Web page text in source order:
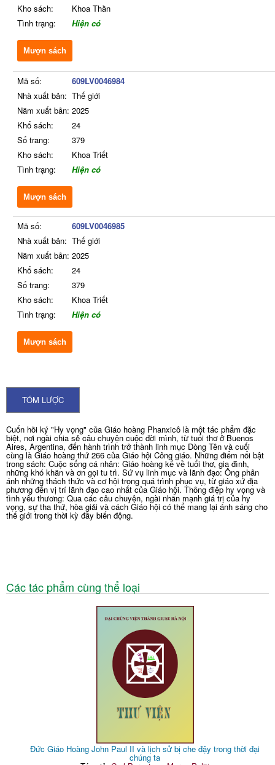
Kho sách:
Khoa Thần
Tình trạng:
Hiện có
Mượn sách
Mã số:
609LV0046984
Nhà xuất bản: Thế giới
Năm xuất bản: 2025
Khổ sách:
24
Số trang:
379
Kho sách:
Khoa Triết
Tình trạng:
Hiện có
Mượn sách
Mã số:
609LV0046985
Nhà xuất bản: Thế giới
Năm xuất bản: 2025
Khổ sách:
24
Số trang:
379
Kho sách:
Khoa Triết
Tình trạng:
Hiện có
Mượn sách
TÓM LƯỢC
Cuốn hồi ký "Hy vọng" của Giáo hoàng Phanxicô là một tác phẩm đặc
biệt, nơi ngài chia sẻ câu chuyện cuộc đời mình, từ tuổi thơ ở Buenos
Aires, Argentina, đến hành trình trở thành linh mục Dòng Tên và cuối
cùng là Giáo hoàng thứ 266 của Giáo hội Công giáo. Những điểm nổi bật
trong sách: Cuộc sống cá nhân: Giáo hoàng kể về tuổi thơ, gia đình,
những khó khăn và ơn gọi tu trì. Sứ vụ linh mục và lãnh đạo: Ông phản
ánh những thách thức và cơ hội trong quá trình phục vụ, từ giáo xứ địa
phương đến vị trí lãnh đạo cao nhất của Giáo hội. Thông điệp hy vọng và
tình yêu thương: Qua các câu chuyện, ngài nhấn mạnh giá trị của hy
vọng, sự tha thứ, hòa giải và cách Giáo hội có thể mang lại ánh sáng cho
thế giới trong thời kỳ đầy biến động.
Các tác phẩm cùng thể loại
Đức Giáo Hoàng John Paul II và lịch sử bị che đậy trong thời đại
chúng ta